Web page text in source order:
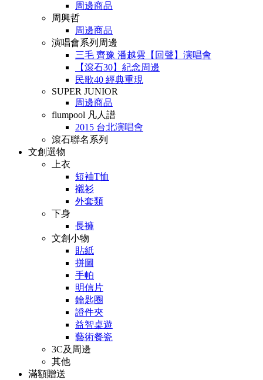
周邊商品
周興哲
周邊商品
演唱會系列周邊
三毛 齊豫 潘越雲【回聲】演唱會
【滾石30】紀念周邊
民歌40 經典重現
SUPER JUNIOR
周邊商品
flumpool 凡人譜
2015 台北演唱會
滾石聯名系列
文創選物
上衣
短袖T恤
襯衫
外套類
下身
長褲
文創小物
貼紙
拼圖
手帕
明信片
鑰匙圈
證件夾
益智桌遊
藝術餐瓷
3C及周邊
其他
滿額贈送